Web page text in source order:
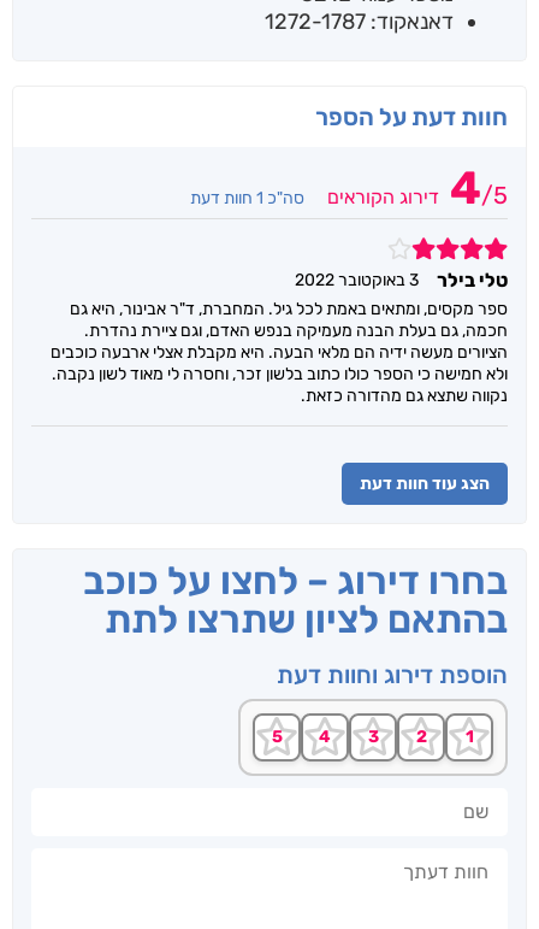
דאנאקוד: 1272-1787
חוות דעת על הספר
4/5 דירוג הקוראים סה"כ 1 חוות דעת
4
טלי בילר
3 באוקטובר 2022
ספר מקסים, ומתאים באמת לכל גיל. המחברת, ד"ר אבינור, היא גם
חכמה, גם בעלת הבנה מעמיקה בנפש האדם, וגם ציירת נהדרת.
הציורים מעשה ידיה הם מלאי הבעה. היא מקבלת אצלי ארבעה כוכבים
ולא חמישה כי הספר כולו כתוב בלשון זכר, וחסרה לי מאוד לשון נקבה.
נקווה שתצא גם מהדורה כזאת.
הצג עוד חוות דעת
בחרו דירוג – לחצו על כוכב
בהתאם לציון שתרצו לתת
הוספת דירוג וחוות דעת